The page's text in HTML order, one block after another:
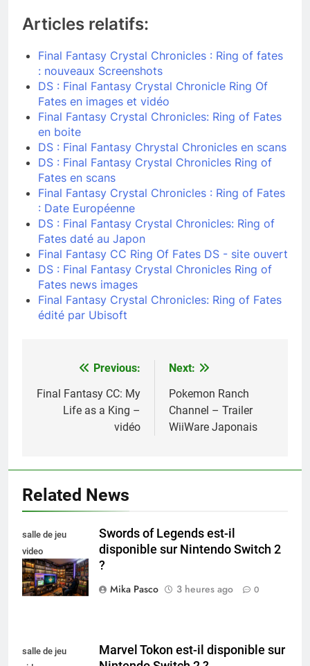
Articles relatifs:
Final Fantasy Crystal Chronicles : Ring of fates
: nouveaux Screenshots
DS : Final Fantasy Crystal Chronicle Ring Of
Fates en images et vidéo
Final Fantasy Crystal Chronicles: Ring of Fates
en boite
DS : Final Fantasy Chrystal Chronicles en scans
DS : Final Fantasy Crystal Chronicles Ring of
Fates en scans
Final Fantasy Crystal Chronicles : Ring of Fates
: Date Européenne
DS : Final Fantasy Crystal Chronicles: Ring of
Fates daté au Japon
Final Fantasy CC Ring Of Fates DS - site ouvert
DS : Final Fantasy Crystal Chronicles Ring of
Fates news images
Final Fantasy Crystal Chronicles: Ring of Fates
édité par Ubisoft
Navigation
de
Previous:
Final Fantasy CC: My
Life as a King –
vidéo
Next:
Pokemon Ranch
Channel – Trailer
WiiWare Japonais
Related News
salle de jeu
video
collectionneur
Swords of Legends est-il
disponible sur Nintendo Switch 2
?
Mika Pasco
3 heures ago 0
salle de jeu
Marvel Tokon est-il disponible sur